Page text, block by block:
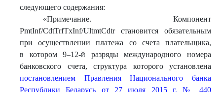
следующего содержания:
«Примечание. Компонент
PmtInf/CdtTrfTxInf/UltmtCdtr становится обязательным
при осуществлении платежа со счета плательщика,
в котором 9–12-й разряды международного номера
банковского счета, структура которого установлена
постановлением Правления Национального банка
Республики Беларусь от 27 июля 2015 г. № 440